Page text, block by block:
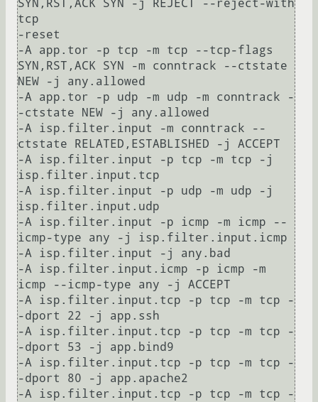
SYN,RST,ACK SYN -j REJECT --reject-with
tcp
-reset
-A app.tor -p tcp -m tcp --tcp-flags
SYN,RST,ACK SYN -m conntrack --ctstate
NEW -j any.allowed
-A app.tor -p udp -m udp -m conntrack -
-ctstate NEW -j any.allowed
-A isp.filter.input -m conntrack --
ctstate RELATED,ESTABLISHED -j ACCEPT
-A isp.filter.input -p tcp -m tcp -j
isp.filter.input.tcp
-A isp.filter.input -p udp -m udp -j
isp.filter.input.udp
-A isp.filter.input -p icmp -m icmp --
icmp-type any -j isp.filter.input.icmp
-A isp.filter.input -j any.bad
-A isp.filter.input.icmp -p icmp -m
icmp --icmp-type any -j ACCEPT
-A isp.filter.input.tcp -p tcp -m tcp -
-dport 22 -j app.ssh
-A isp.filter.input.tcp -p tcp -m tcp -
-dport 53 -j app.bind9
-A isp.filter.input.tcp -p tcp -m tcp -
-dport 80 -j app.apache2
-A isp.filter.input.tcp -p tcp -m tcp -